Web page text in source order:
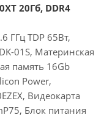
20Гб, DDR4
ГГц TDP 65Вт,
01S, Материнская
память 16Gb
Power,
Видеокарта
Блок питания